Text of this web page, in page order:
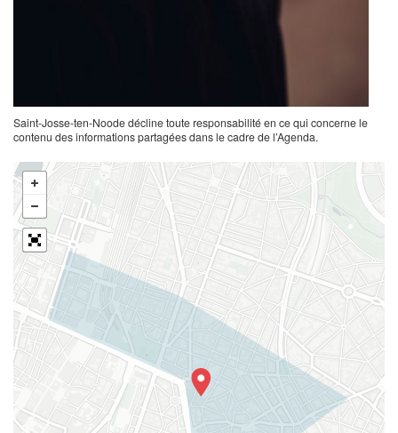
Saint-Josse-ten-Noode décline toute responsabilité en ce qui concerne le
contenu des informations partagées dans le cadre de l’Agenda.